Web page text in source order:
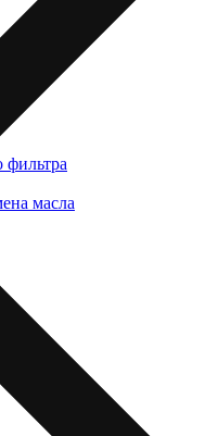
фильтра
масла